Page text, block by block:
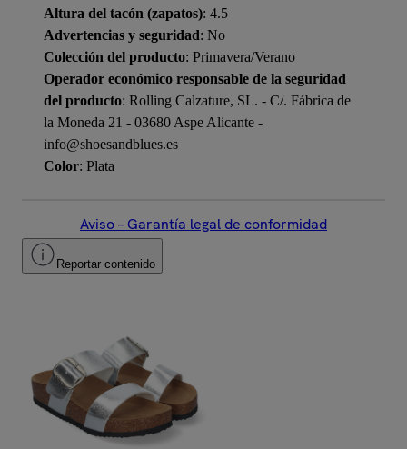
Altura del tacón (zapatos): 4.5
Advertencias y seguridad: No
Colección del producto: Primavera/Verano
Operador económico responsable de la seguridad
del producto: Rolling Calzature, SL. - C/. Fábrica de
la Moneda 21 - 03680 Aspe Alicante -
info@shoesandblues.es
Color: Plata
Aviso – Garantía legal de conformidad
Reportar contenido